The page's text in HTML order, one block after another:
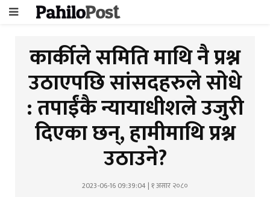
कार्कीले समिति माथि नै प्रश्न
उठाएपछि सांसदहरुले सोधे
: तपाईंकै न्यायाधीशले उजुरी
दिएका छन्, हामीमाथि प्रश्न
उठाउने?
2023-06-16 09:39:04 | १ असार २०८०